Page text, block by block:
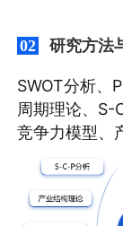
02 研究方法
SWOT分析、
周期理论、S-
竞争力模型、